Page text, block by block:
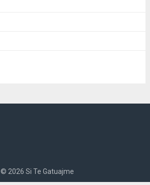
© 2026 Si Te Gatuajme